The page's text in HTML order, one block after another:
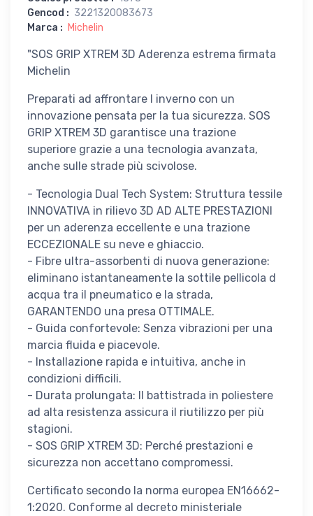
Gencod : 3221320083673
Marca : Michelin
"SOS GRIP XTREM 3D Aderenza estrema firmata
Michelin
Preparati ad affrontare l inverno con un
innovazione pensata per la tua sicurezza. SOS
GRIP XTREM 3D garantisce una trazione
superiore grazie a una tecnologia avanzata,
anche sulle strade più scivolose.
- Tecnologia Dual Tech System: Struttura tessile
INNOVATIVA in rilievo 3D AD ALTE PRESTAZIONI
per un aderenza eccellente e una trazione
ECCEZIONALE su neve e ghiaccio.
- Fibre ultra-assorbenti di nuova generazione:
eliminano istantaneamente la sottile pellicola d
acqua tra il pneumatico e la strada,
GARANTENDO una presa OTTIMALE.
- Guida confortevole: Senza vibrazioni per una
marcia fluida e piacevole.
- Installazione rapida e intuitiva, anche in
condizioni difficili.
- Durata prolungata: Il battistrada in poliestere
ad alta resistenza assicura il riutilizzo per più
stagioni.
- SOS GRIP XTREM 3D: Perché prestazioni e
sicurezza non accettano compromessi.
Certificato secondo la norma europea EN16662-
1:2020. Conforme al decreto ministeriale